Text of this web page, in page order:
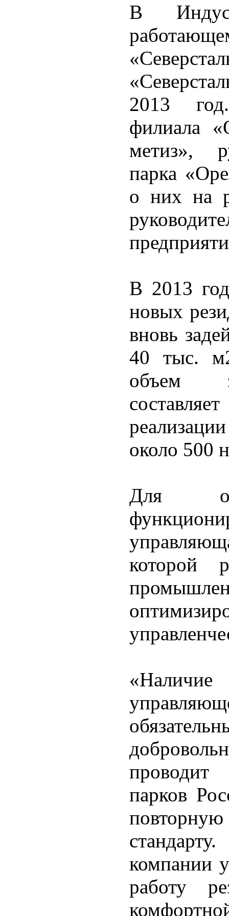
В
2013
филиала
метиз»,
парка
о них на
В 2013
новых
вновь
40 тыс.
объем
около 500
Для
которой
проводит
парков
повторную
компании
работу